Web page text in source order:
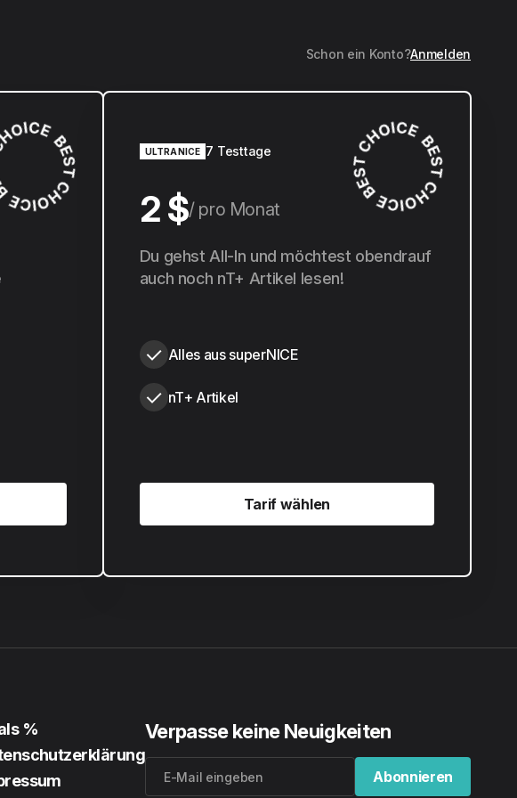
Schon ein Konto?Anmelden
ULTRANICE 7 Testtage
2 $ pro Monat
20 $ pro Jahr
Du gehst All-In und möchtest obendrauf
auch noch nT+ Artikel lesen!
Alles aus superNICE
nT+ Artikel
Tarif wählen
Tarif wählen
%
Verpasse keine Neuigkeiten
Abonnieren